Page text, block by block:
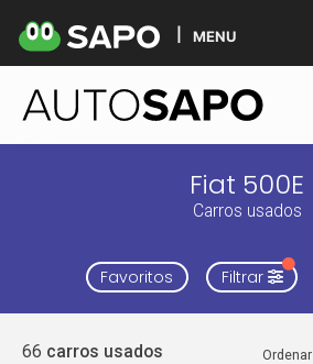
MENU
Fiat 500E
Carros usados
Favoritos Filtrar
66 carros usados Ordenar